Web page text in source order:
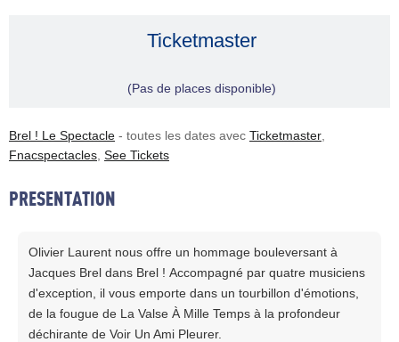
Ticketmaster
(Pas de places disponible)
Brel ! Le Spectacle - toutes les dates avec Ticketmaster,
Fnacspectacles, See Tickets
PRESENTATION
Olivier Laurent nous offre un hommage bouleversant à
Jacques Brel dans Brel ! Accompagné par quatre musiciens
d'exception, il vous emporte dans un tourbillon d'émotions,
de la fougue de La Valse À Mille Temps à la profondeur
déchirante de Voir Un Ami Pleurer.